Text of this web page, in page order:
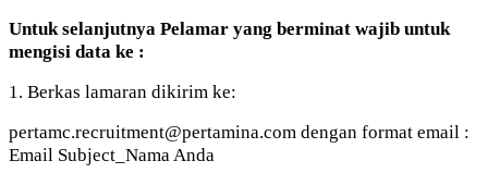
Untuk selanjutnya Pelamar yang berminat wajib untuk
mengisi data ke :
1. Berkas lamaran dikirim ke:
pertamc.recruitment@pertamina.com dengan format email :
Email Subject_Nama Anda